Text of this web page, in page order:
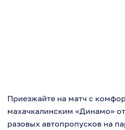
Приезжайте на матч с
махачкалинским «Динамо»
разовых автопропусков на